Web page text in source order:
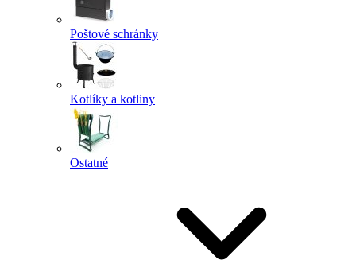
Poštové schránky
Kotlíky a kotliny
Ostatné